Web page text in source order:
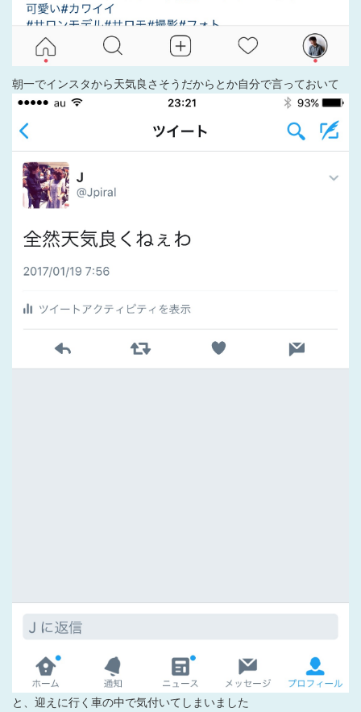
朝一でインスタから天気良さそうだからとか自分で言っておいて
と、迎えに行く車の中で気付いてしまいました